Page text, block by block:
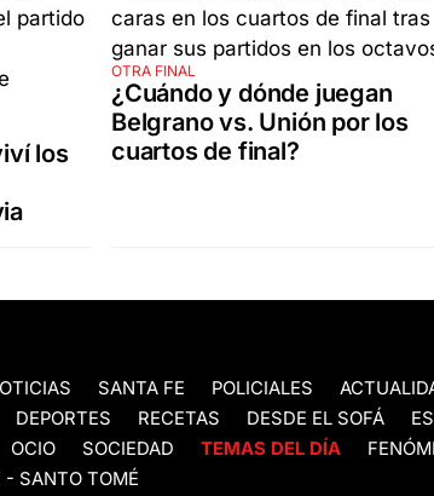
los
OTRA FINAL
¿Cuándo y dónde juegan
Belgrano vs. Unión por los
cuartos de final?
SANTA FE POLICIALES
DEPORTES RECETAS DESDE EL SOFÁ
OCIO SOCIEDAD TEMAS DEL DÍA
- SANTO TOMÉ